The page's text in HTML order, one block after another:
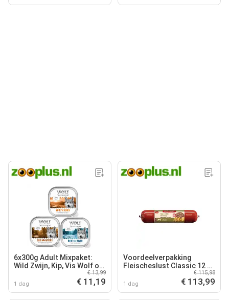
6x300g Adult Mixpaket:
Wild Zwijn, Kip, Vis Wolf of
Wilderness Hondenvoer
1 dag
€ 13,99
€ 11,19
Voordeelverpakking
Fleischeslust Classic 12 x
800 g - Puur paard met
aardappel
1 dag
€ 115,98
€ 113,99